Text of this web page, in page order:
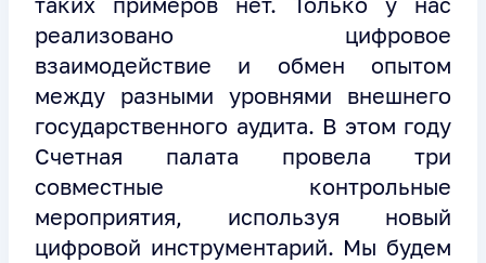
реализовано цифровое
взаимодействие и обмен опытом
между разными уровнями внешнего
государственного аудита. В этом году
Счетная палата провела три
совместные контрольные
мероприятия, используя новый
цифровой инструментарий. Мы будем